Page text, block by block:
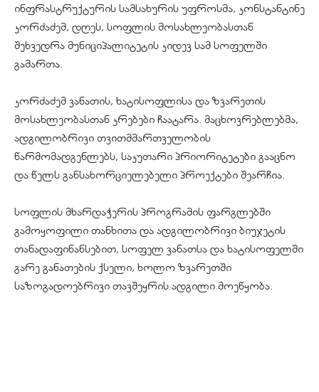
ინფრასტრუქტურის სამსახურის უფროსმა, კონსტანტინე
კორძაძემ, დღეს, სოფლის მოსახლეობასთან
შეხვედრა მუნიციპალიტეტის კიდევ სამ სოფელში
გამართა.
კორძაძემ ვანათის, ხატისოფლისა და ზვარეთის
მოსახლეობასთან კრებები ჩაატარა. მაცხოვრებლებმა,
ადგილობრივი თვითმმართველობის
წარმომადგენლებს, საკუთარი პრიორიტეტები გააცნო
და წელს განსახორციელებელი პროექტები შეარჩია.
სოფლის მხარდაჭერის პროგრამის ფარგლებში
გამოყოფილი თანხითა და ადგილობრივი ბიუჯეტის
თანადაფინანსებით, სოფელ ვანათსა და ხატისოფელში
გარე განათების ქსელი, ხოლო ზვარეთში
საზოგადოებრივი თავშეყრის ადგილი მოეწყობა.